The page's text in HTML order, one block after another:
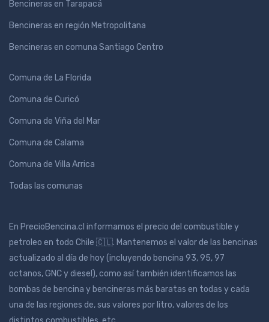
Bencineras en Tarapacá
Bencineras en región Metropolitana
Bencineras en comuna Santiago Centro
Comuna de La Florida
Comuna de Curicó
Comuna de Viña del Mar
Comuna de Calama
Comuna de Villa Arrica
Todas las comunas
En PrecioBencina.cl informamos el precio del combustible y
petroleo en todo Chile 🇨🇱. Mantenemos el valor de las bencinas
actualizado al día de hoy (incluyendo bencina 93, 95, 97
octanos, GNC y diesel), como así también identificamos las
bombas de bencina y bencineras más baratas en todas y cada
una de las regiones de, sus valores por litro, valores de los